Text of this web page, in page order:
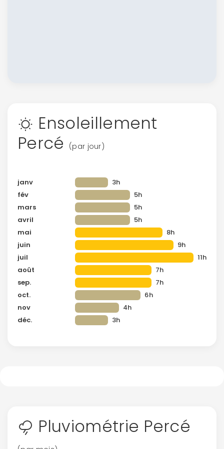
Ensoleillement
Percé
(par jour)
janv
3h
fév
5h
mars
5h
avril
5h
mai
8h
juin
9h
juil
11h
août
7h
sep.
7h
oct.
6h
nov
4h
déc.
3h
Pluviométrie Percé